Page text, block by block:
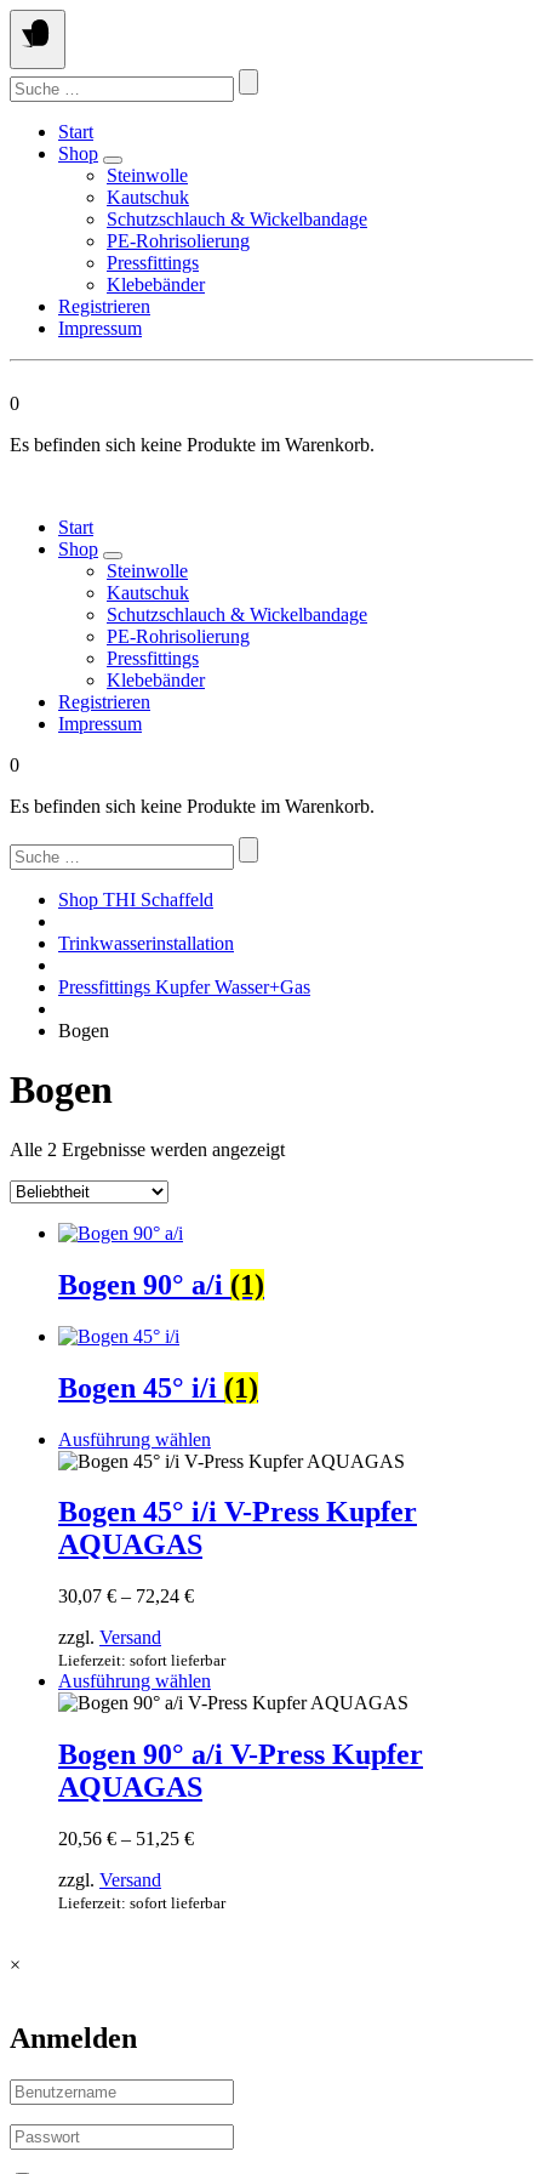
Springen
Sie
zum
Inhalt
Suchen
nach:
Start
Shop
Steinwolle
Kautschuk
Schutzschlauch & Wickelbandage
PE-Rohrisolierung
Pressfittings
Klebebänder
Registrieren
Impressum
0
Es befinden sich keine Produkte im Warenkorb.
Start
Shop
Steinwolle
Kautschuk
Schutzschlauch & Wickelbandage
PE-Rohrisolierung
Pressfittings
Klebebänder
Registrieren
Impressum
0
Es befinden sich keine Produkte im Warenkorb.
Suchen
nach:
Shop THI Schaffeld
Trinkwasserinstallation
Pressfittings Kupfer Wasser+Gas
Bogen
Bogen
Alle 2 Ergebnisse werden angezeigtNach
Bogen 90° a/i (1)
Bogen 45° i/i (1)
Ausführung wählen
Produkt
mehrere
Varianten
der
gewählt
Bogen 45° i/i V-Press Kupfer
AQUAGAS
30,07 € – 72,24 €Preisspanne:
72,24 €
zzgl. Versand
Lieferzeit: sofort lieferbar
Ausführung wählen
Produkt
mehrere
Varianten
der
Bogen 90° a/i V-Press Kupfer
AQUAGAS
20,56 € – 51,25 €Preisspanne:
51,25 €
zzgl. Versand
Lieferzeit: sofort lieferbar
×
Anmelden